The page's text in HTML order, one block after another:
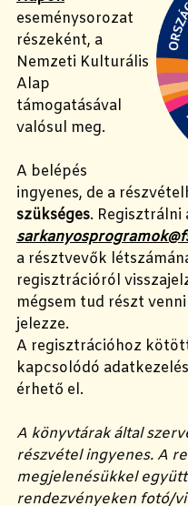
eseménysorozat
részeként, a
Nemzeti Kulturális
Alap
támogatásával
valósul meg.
A belépés
ingyenes, de a
szükséges. Regisztrálni
a résztvevők
regisztrációról
mégsem tud részt
jelezze.
A regisztrációhoz
kapcsolódó
érhető el.
A könyvtárak által
részvétel ingyenes. A
megjelenésükkel
rendezvényeken fotó/